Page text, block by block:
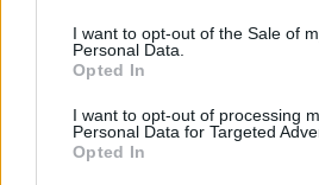
I want to opt-out of the Sale of
Personal Data.
Opted In
I want to opt-out of processing
Personal Data for Targeted
Opted In
regisztrációhoz kötött.
Az előfizetés a következőket
Portfolio.hu teljes
Kötéslisták: BÉT elmúlt 2 év
kötéslistái